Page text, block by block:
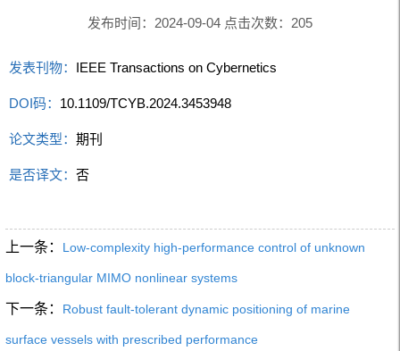
发布时间：2024-09-04 点击次数： 205
发表刊物： IEEE Transactions on Cybernetics
DOI码： 10.1109/TCYB.2024.3453948
论文类型：期刊
是否译文：否
上一条： Low-complexity high-performance control of unknown
block-triangular MIMO nonlinear systems
下一条： Robust fault-tolerant dynamic positioning of marine
surface vessels with prescribed performance